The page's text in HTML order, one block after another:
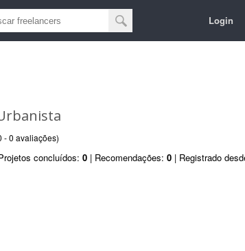
Login
- 0 avaliações)
concluídos: 0 | Recomendações: 0 | Registrado